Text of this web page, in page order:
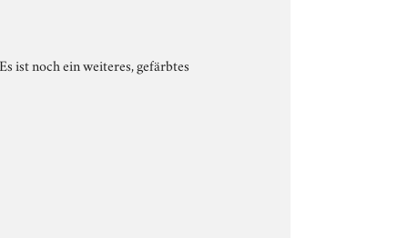
ist noch ein weiteres, gefärbtes